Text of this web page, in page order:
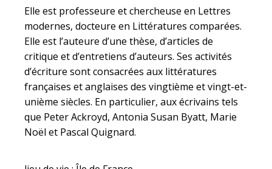
Elle est professeure et chercheuse en Lettres
modernes, docteure en Littératures comparées.
Elle est l’auteure d’une thèse, d’articles de
critique et d’entretiens d’auteurs. Ses activités
d’écriture sont consacrées aux littératures
françaises et anglaises des vingtième et vingt-et-
unième siècles. En particulier, aux écrivains tels
que Peter Ackroyd, Antonia Susan Byatt, Marie
Noël et Pascal Quignard.